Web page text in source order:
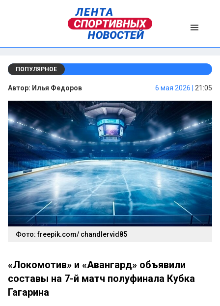
ПОПУЛЯРНОЕ
Автор: Илья Федоров 6 мая 2026 | 21:05
Фото: freepik.com/ chandlervid85
«Локомотив» и «Авангард» объявили
составы на 7-й матч полуфинала Кубка
Гагарина